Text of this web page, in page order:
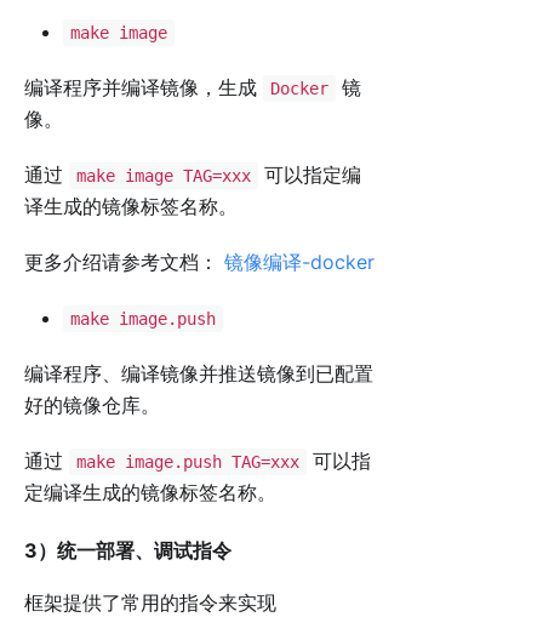
make image
编译程序并编译镜像，生成 Docker
镜
像。
通过 make image TAG=xxx
可以指定编
译生成的镜像标签名称。
更多介绍请参考文档： 镜像编译-docker
make image.push
编译程序、编译镜像并推送镜像到已配置
好的镜像仓库。
通过 make image.push TAG=xxx
可以指
定编译生成的镜像标签名称。
3）统一部署、调试指令
框架提供了常用的指令来实现